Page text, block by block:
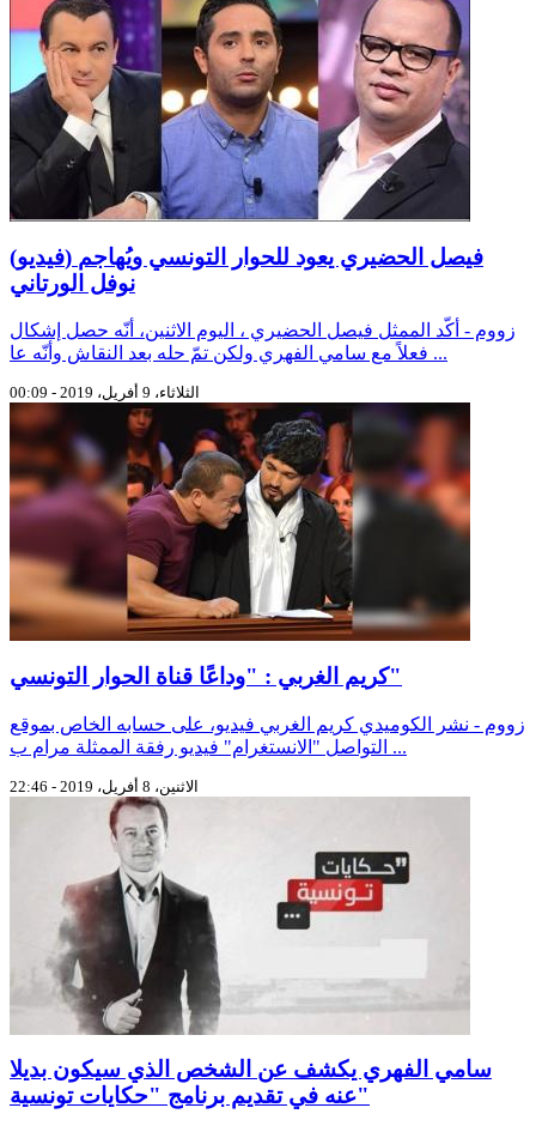
(فيديو) فيصل الحضيري يعود للحوار التونسي ويُهاجم
نوفل الورتاني
زووم - أكّد الممثل فيصل الحضيري ، اليوم الاثنين، أنّه حصل إشكال
فعلاً مع سامي الفهري ولكن تمّ حله بعد النقاش وأنّه عا ...
الثلاثاء، 9 أفريل، 2019 - 00:09
كريم الغربي : "وداعًا قناة الحوار التونسي"
زووم - نشر الكوميدي كريم الغربي فيديو، على حسابه الخاص بموقع
التواصل "الانستغرام" فيديو رفقة الممثلة مرام ب ...
الاثنين، 8 أفريل، 2019 - 22:46
سامي الفهري يكشف عن الشخص الذي سيكون بديلا
عنه في تقديم برنامج "حكايات تونسية"